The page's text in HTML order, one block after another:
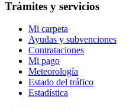
Trámites y servicios
Mi carpeta
Ayudas y subvenciones
Contrataciones
Mi pago
Meteorología
Estado del tráfico
Estadística